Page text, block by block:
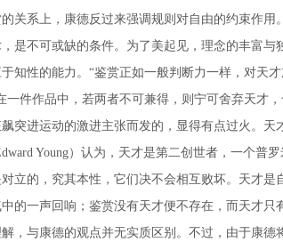
系上，康德反过来强调规则对自由的约束作用
是不可或缺的条件。为了美起见，理念的丰富
知性的能力。“鉴赏正如一般判断力一样，对天
件作品中，若两者不可兼得，则宁可舍弃天才
进运动的激进主张而发的，显得有点过火。天
Young）认为，天才是第二创世者，一个
立的，究其本性，它们决不会相互败坏。天才
的一声回响；鉴赏没有天才便不存在，而天才
，与康德的观点并无实质区别。不过，由于康